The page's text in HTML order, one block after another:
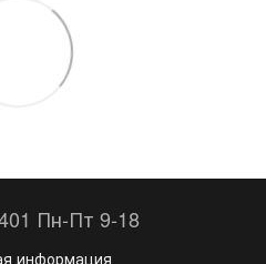
Пн-Пт 9-18
информация